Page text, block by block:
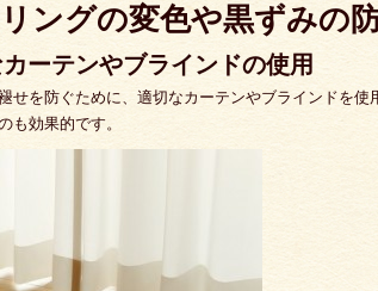
ングの変色や黒ずみの
ーテンやブラインドの使用
せを防ぐために、適切なカーテンやブラインドを
も効果的です。